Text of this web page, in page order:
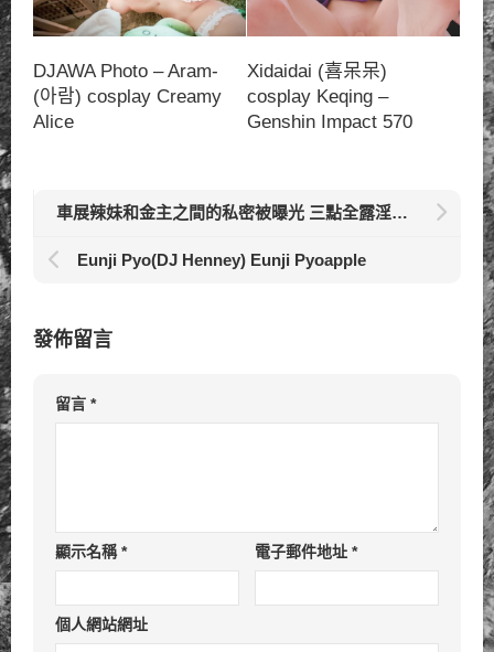
DJAWA Photo – Aram-
(아람) cosplay Creamy
Alice
Xidaidai (喜呆呆)
cosplay Keqing –
Genshin Impact 570
車展辣妹和金主之間的私密被曝光 三點全露淫態爆發 1.86
Eunji Pyo(DJ Henney) Eunji Pyoapple
發佈留言
留言 *
顯示名稱* 電子郵件地址 *
個人網站網址